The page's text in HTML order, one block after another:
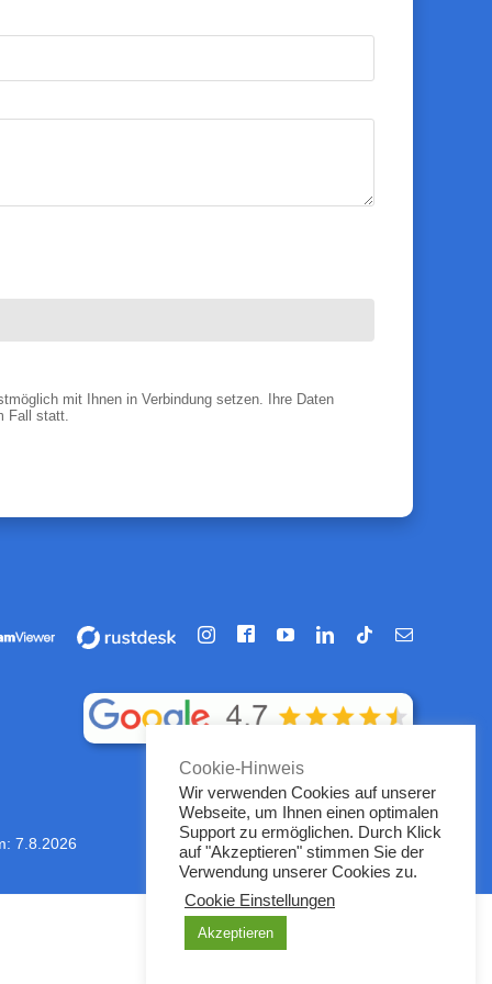
mit Ihnen in Verbindung setzen. Ihre Daten
Fall statt.
Vorführung
rustdesk
InstagramFacebookYouTubeLinkedInTiktokE-
7.8.2026
Cookie-Hinweis
Wir verwenden Cookies auf unserer
Webseite, um Ihnen einen optimalen
Support zu ermöglichen. Durch Klick
auf "Akzeptieren" stimmen Sie der
Verwendung unserer Cookies zu.
Cookie Einstellungen
Akzeptieren